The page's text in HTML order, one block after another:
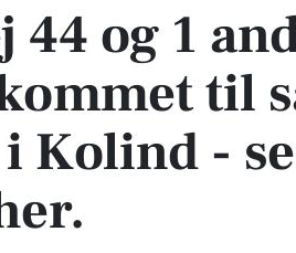
44 og 1
til
Kolind - se